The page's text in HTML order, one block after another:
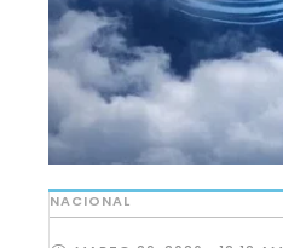
NACIONAL